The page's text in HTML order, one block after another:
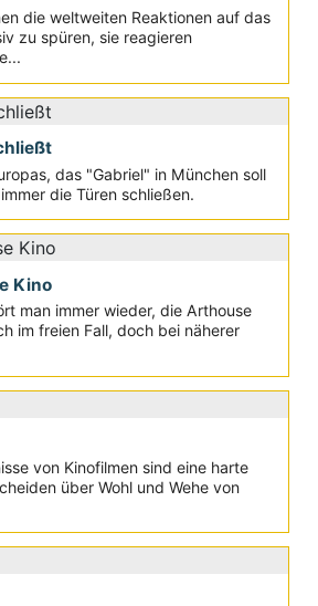
die weltweiten Reaktionen auf das
zu spüren, sie reagieren
das "Gabriel" in München soll
die Türen schließen.
Kino
man immer wieder, die Arthouse
im freien Fall, doch bei näherer
von Kinofilmen sind eine harte
über Wohl und Wehe von